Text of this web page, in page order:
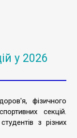
у 2026
фізичного
секцій.
з різних